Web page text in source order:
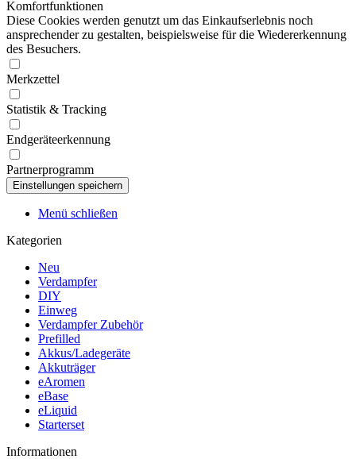
Komfortfunktionen
Diese Cookies werden genutzt um das Einkaufserlebnis noch
ansprechender zu gestalten, beispielsweise für die Wiedererkennung
des Besuchers.
Merkzettel
Statistik & Tracking
Endgeräteerkennung
Partnerprogramm
Menü schließen
Kategorien
Neu
Verdampfer
DIY
Einweg
Verdampfer Zubehör
Prefilled
Akkus/Ladegeräte
Akkuträger
eAromen
eBase
eLiquid
Starterset
Informationen